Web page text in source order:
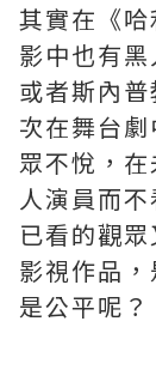
其實在《
影中也有
或者斯內
次在舞台
眾不悅，
人演員而
已看的觀
影視作品
是公平呢？